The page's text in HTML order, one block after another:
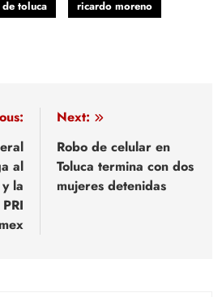
toluca
ricardo moreno
al
la
Next:
Robo de celular en
Toluca termina con dos
mujeres detenidas